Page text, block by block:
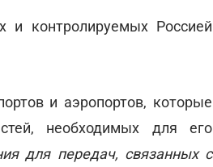
и контролируемых Россией
и аэропортов, которые
необходимых для его
для передач, связанных с